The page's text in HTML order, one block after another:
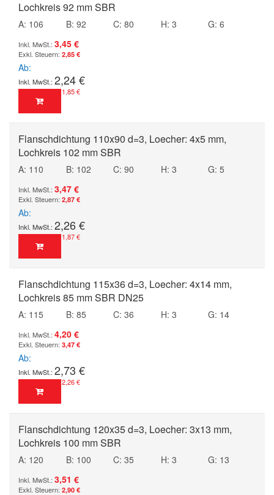
Lochkreis 92 mm SBR
A: 106 B: 92 C: 80 H: 3
G: 6
3,45 €
2,85 €
Ab
2,24 €
1,85 €
Flanschdichtung 110x90 d=3, Loecher: 4x5 mm,
Lochkreis 102 mm SBR
A: 110 B: 102 C: 90 H: 3
G: 5
3,47 €
2,87 €
Ab
2,26 €
1,87 €
Flanschdichtung 115x36 d=3, Loecher: 4x14 mm,
Lochkreis 85 mm SBR DN25
A: 115 B: 85 C: 36 H: 3
G: 14
4,20 €
3,47 €
Ab
2,73 €
2,26 €
Flanschdichtung 120x35 d=3, Loecher: 3x13 mm,
Lochkreis 100 mm SBR
A: 120 B: 100 C: 35 H: 3
G: 13
3,51 €
2,90 €